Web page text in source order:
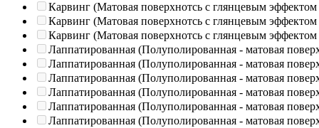
Карвинг (Матовая поверхнотсь с глянцевым эффектом
Карвинг (Матовая поверхнотсь с глянцевым эффектом
Карвинг (Матовая поверхнотсь с глянцевым эффектом
Лаппатированная (Полуполированная - матовая
Лаппатированная (Полуполированная - матовая
Лаппатированная (Полуполированная - матовая
Лаппатированная (Полуполированная - матовая
Лаппатированная (Полуполированная - матовая
Лаппатированная (Полуполированная - матовая